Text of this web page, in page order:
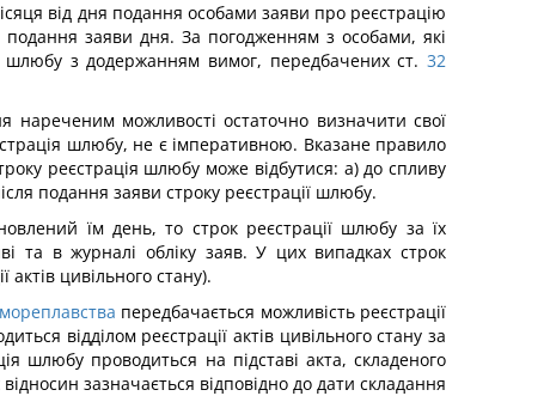
від дня подання особами заяви про реєстрацію
подання заяви дня. За погодженням з особами, які
шлюбу з додержанням вимог, передбачених ст. 32
можливості остаточно визначити свої
шлюбу, не є імперативною. Вказане правило
реєстрація шлюбу може відбутися: а) до спливу
подання заяви строку реєстрації шлюбу.
їм день, то строк реєстрації шлюбу за їх
та в журналі обліку заяв. У цих випадках строк
цивільного стану).
передбачається можливість реєстрації
відділом реєстрації актів цивільного стану за
шлюбу проводиться на підставі акта, складеного
зазначається відповідно до дати складання